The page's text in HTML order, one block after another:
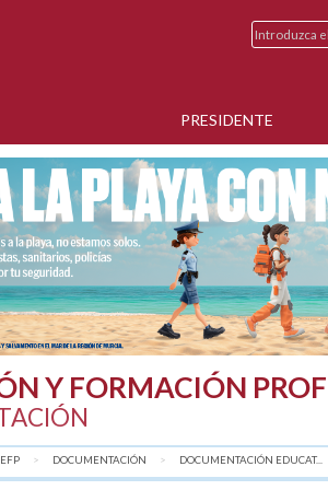
PRESIDENTE
Y FORMACIÓN
DOCUMENTACIÓN DOCUMENTACIÓN EDUCAT...